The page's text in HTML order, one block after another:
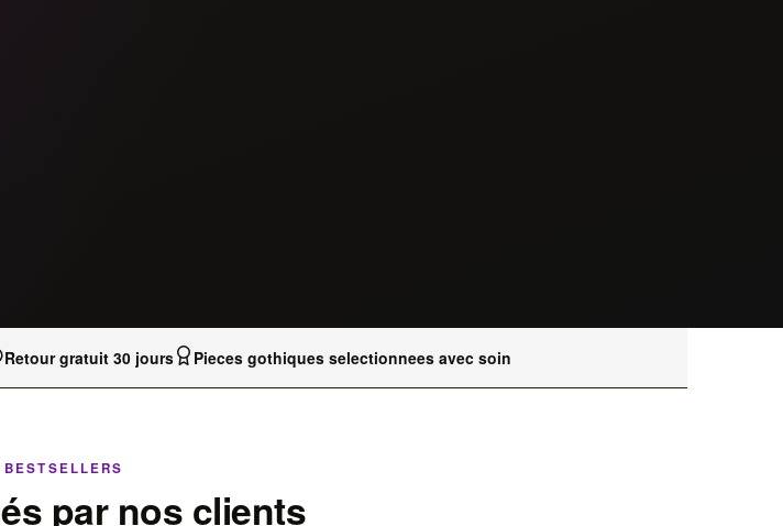
Retour gratuit 30 jours Pieces gothiques selectionnees avec soin
BESTSELLERS
par nos clients